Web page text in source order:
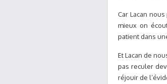
Car Lacan
mieux on
patient dans
Et Lacan de
pas reculer
réjouir de